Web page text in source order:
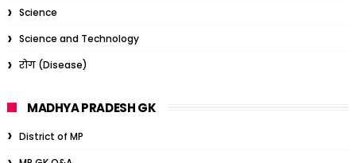
Science
Science and Technology
रोग (Disease)
MADHYA PRADESH GK
District of MP